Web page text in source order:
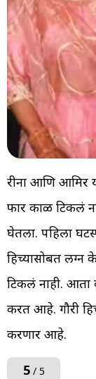
रीना आणि आमिर
फार काळ टिकलं
घेतला. पहिला
हिच्यासोबत
टिकलं नाही. आता
करत आहे. गौरी
करणार आहे.
5/ 5